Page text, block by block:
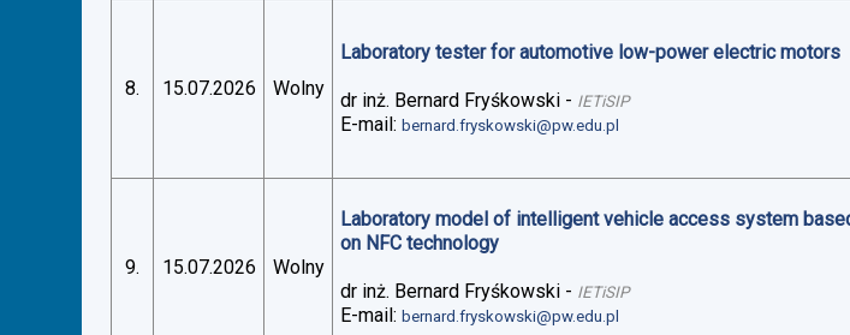
8. 15.07.2026 Wolny
Laboratory tester for automotive low-power electric motors
dr inż. Bernard Fryśkowski - IETiSIP
E-mail:bernard.fryskowski@pw.edu.pl
9. 15.07.2026 Wolny
Laboratory model of intelligent vehicle access system
on NFC technology
dr inż. Bernard Fryśkowski - IETiSIP
E-mail:bernard.fryskowski@pw.edu.pl